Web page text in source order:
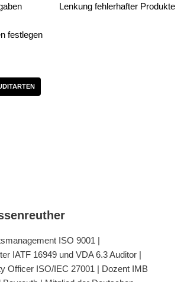
festlegen
Lenkung fehlerhafter Produkte
ISO 9001 |
IATF 16949 und VDA 6.3 Auditor |
Officer ISO/IEC 27001 | Dozent IMB